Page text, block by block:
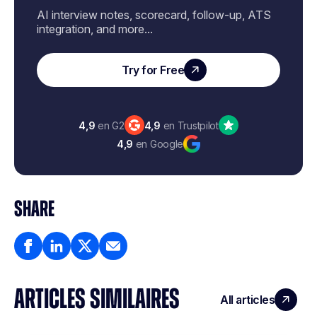
AI interview notes, scorecard, follow-up, ATS
integration, and more...
Try for Free
4,9 en G2 4,9 en Trustpilot
4,9 en Google
SHARE
ARTICLES SIMILAIRES All articles